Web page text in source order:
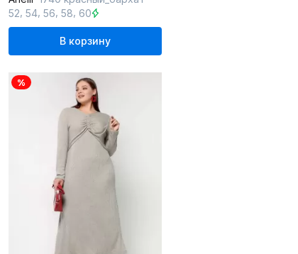
52 54 56 58 60
В корзину
%